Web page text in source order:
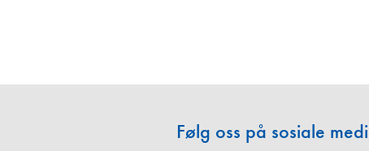
Følg oss på sosiale